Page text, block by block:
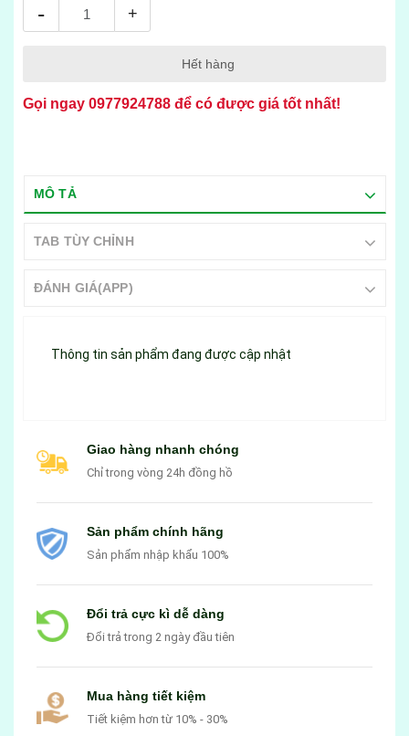
- +
Hết hàng
Gọi ngay 0977924788 để có được giá tốt nhất!
MÔ TẢ
TAB TÙY CHỈNH
ĐÁNH GIÁ(APP)
Thông tin sản phẩm đang được cập nhật
Giao hàng nhanh chóng
Chỉ trong vòng 24h đồng hồ
Sản phẩm chính hãng
Sản phẩm nhập khẩu 100%
Đổi trả cực kì dễ dàng
Đổi trả trong 2 ngày đầu tiên
Mua hàng tiết kiệm
Tiết kiệm hơn từ 10% - 30%